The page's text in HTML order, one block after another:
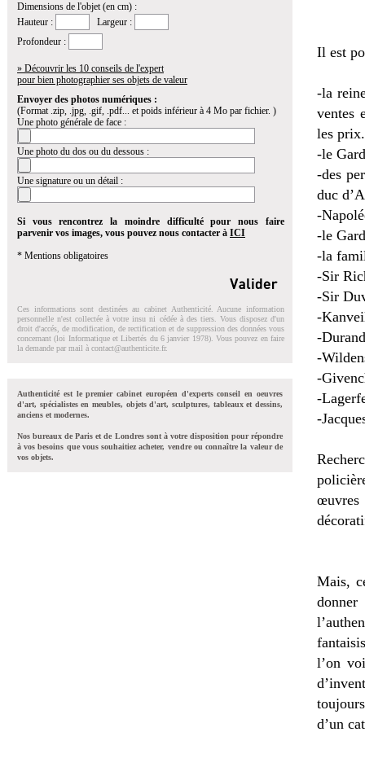
Dimensions de l'objet (en cm) :
Hauteur :
Largeur :
Profondeur :
» Découvrir les 10 conseils de l'expert
pour bien photographier ses objets de valeur
Envoyer des photos numériques :
(Format .zip, .jpg, .gif, .pdf... et poids inférieur à 4 Mo par fichier. )
Une photo générale de face :
Une photo du dos ou du dessous :
Une signature ou un détail :
Si vous rencontrez la moindre difficulté pour nous faire
parvenir vos images, vous pouvez nous contacter à ICI
* Mentions obligatoires
Ces informations sont destinées au cabinet Authenticité. Aucune information
personnelle n'est collectée à votre insu ni cédée à des tiers. Vous disposez d'un
droit d'accés, de modification, de rectification et de suppression des données vous
concernant (loi Informatique et Libertés du 6 janvier 1978). Vous pouvez en faire
la demande par mail à contact@authenticite.fr.
Authenticité est le premier cabinet européen d'experts conseil en oeuvres
d'art, spécialistes en meubles, objets d'art, sculptures, tableaux et dessins,
anciens et modernes.
Nos bureaux de Paris et de Londres sont à votre disposition pour répondre
à vos besoins que vous souhaitiez acheter, vendre ou connaître la valeur de
vos objets.
Il est
-la
ventes
les prix.
-le
-des
duc
-
-le
-la
-Sir
-Sir
-
-
-
-
-
-
œuvres
Mais,
l’on
d’un